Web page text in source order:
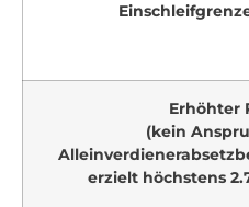
Erhöhter
(kein
erzielt höchstens